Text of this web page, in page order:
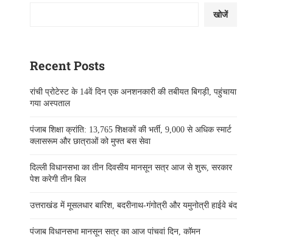
खोजें
Recent Posts
रांची प्रोटेस्ट के 14वें दिन एक अनशनकारी की तबीयत बिगड़ी, पहुंचाया
गया अस्पताल
पंजाब शिक्षा क्रांति: 13,765 शिक्षकों की भर्ती, 9,000 से अधिक स्मार्ट
क्लासरूम और छात्राओं को मुफ्त बस सेवा
दिल्ली विधानसभा का तीन दिवसीय मानसून सत्र आज से शुरू, सरकार
पेश करेगी तीन बिल
उत्तराखंड में मूसलधार बारिश, बदरीनाथ-गंगोत्री और यमुनोत्री हाईवे बंद
पंजाब विधानसभा मानसून सत्र का आज पांचवां दिन, कॉमन